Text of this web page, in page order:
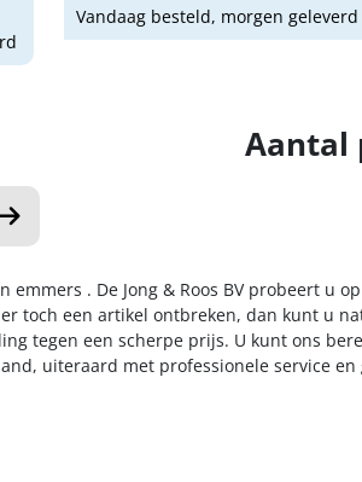
Vandaag besteld, morgen geleverd
Aantal
emmers . De Jong & Roos BV probeert u
toch een artikel ontbreken, dan kunt u
tegen een scherpe prijs. U kunt ons
uiteraard met professionele service